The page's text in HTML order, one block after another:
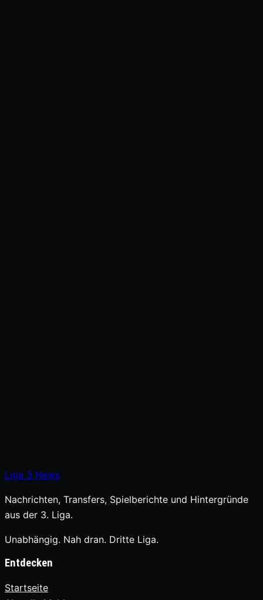
Liga 3 News
Nachrichten, Transfers, Spielberichte und Hintergründe
aus der 3. Liga.
Unabhängig. Nah dran. Dritte Liga.
Entdecken
Startseite